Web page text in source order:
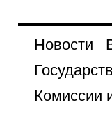
Новости
Комиссии